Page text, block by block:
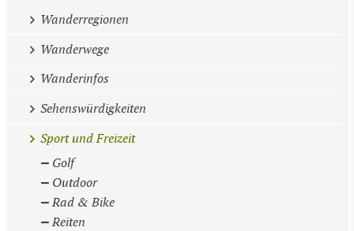
Wanderregionen
Wanderwege
Wanderinfos
Sehenswürdigkeiten
Sport und Freizeit
Golf
Outdoor
Rad & Bike
Reiten